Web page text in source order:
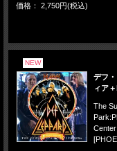
価格： 2,750円(税込)
NEW
デフ
ィア
The